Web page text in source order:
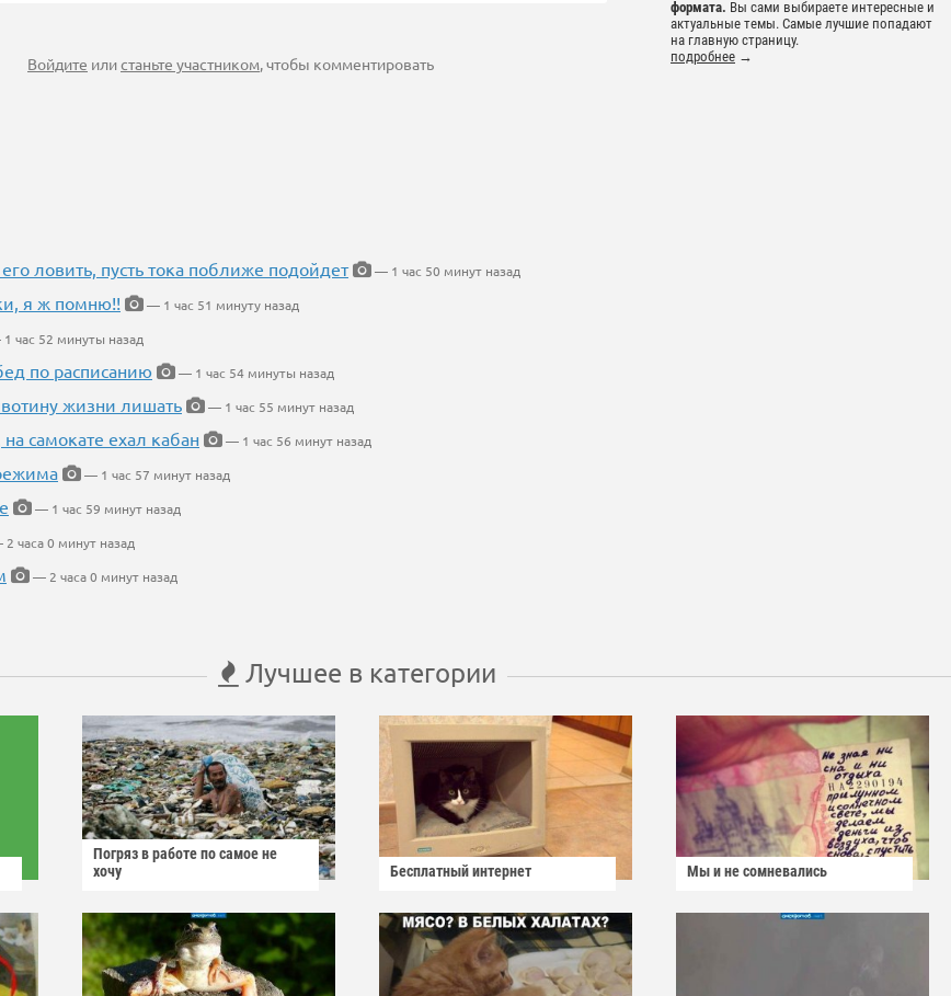
формата. Вы сами выбираете интересные и
актуальные темы. Самые лучшие попадают
на главную страницу.
подробнее →
Войдите илистаньте участником, чтобы комментировать
ловить, пусть тока поближе подойдет
— 1 час 50 минут назад
я ж помню!!
— 1 час 51 минуту назад
час 52 минуты назад
по расписанию
— 1 час 54 минуты назад
жизни лишать
— 1 час 55 минут назад
самокате ехал кабан
— 1 час 56 минут назад
— 1 час 57 минут назад
— 1 час 59 минут назад
часа 0 минут назад
— 2 часа 0 минут назад
Лучшее в категории
Погряз в работе по самое не
хочу
Бесплатный интернет Мы и не сомневались